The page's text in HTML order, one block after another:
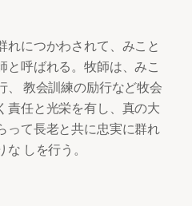
につかわされて、みこと
と呼ばれる。牧師は、みこ
、 教会訓練の励行など牧会
責任と光栄を有し、真の大
って長老と共に忠実に群れ
しを行う。